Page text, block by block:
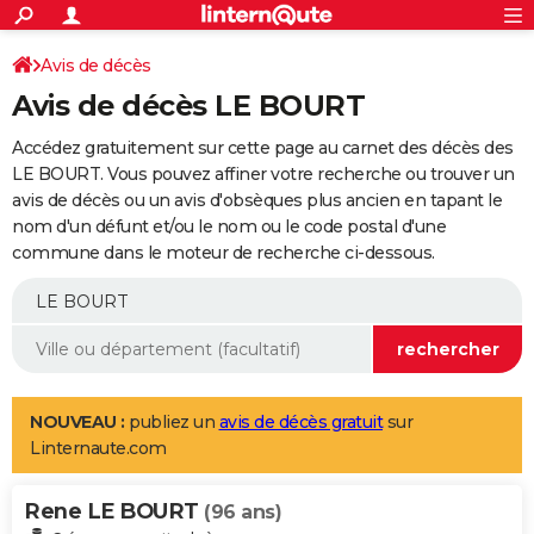
ACTUALITÉS
Politique
Société
Faits Divers
Education
Monde
Villes
+
SPORT
Coupe du monde 2026
Football
Tennis
Cyclisme
Rugby
Forum
Programme TV
TNTStreaming
Cinéma
Sorties cinéma
Musique
+FINANCE
Retraite
Epargne
Immobilier
Risques naturels par ville
Banque
Assurance
AUTO
Essais
Réserver un essai
Citadines
Berlines
SUV
Forum auto
+
Mobiles
Meilleur smartphone
Internet
Ordinateurs
Jeux vidéo
Guide high-tech
Aménagement intérieur
LIFESTYLE
Art de vivre
Bien-être
Loisirs
Mode
Modes de vie
Alimentation
Guide de la santé
Maladies
Médicaments
Sommeil
VOYAGE
Avis de décès
Avis de décès LE BOURT
Accédez gratuitement sur cette page au carnet des décès des
LE BOURT. Vous pouvez affiner votre recherche ou trouver un
avis de décès ou un avis d'obsèques plus ancien en tapant le
nom d'un défunt et/ou le nom ou le code postal d'une
commune dans le moteur de recherche ci-dessous.
NOUVEAU : publiez un avis de décès gratuitsur
Linternaute.com
Rene LE BOURT (96 ans)